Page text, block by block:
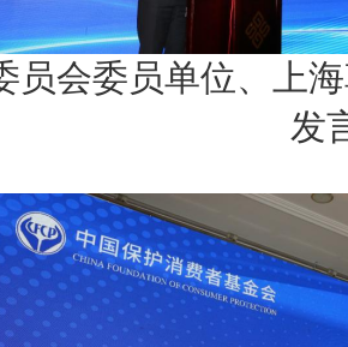
员会委员单位、上
发